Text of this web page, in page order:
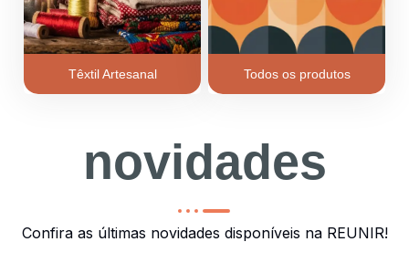
Têxtil Artesanal Todos os produtos
novidades
Confira as últimas novidades disponíveis na REUNIR!